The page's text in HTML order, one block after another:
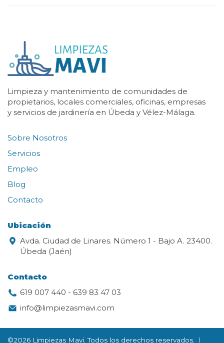
Limpieza y mantenimiento de comunidades de
propietarios, locales comerciales, oficinas, empresas
y servicios de jardinería en Úbeda y Vélez-Málaga.
Sobre Nosotros
Servicios
Empleo
Blog
Contacto
Ubicación
Avda. Ciudad de Linares. Número 1 - Bajo A. 23400.
Úbeda (Jaén)
Contacto
619 007 440 - 639 83 47 03
info@limpiezasmavi.com
©2026 Limpiezas Mavi. Todos los derechos reservados. |